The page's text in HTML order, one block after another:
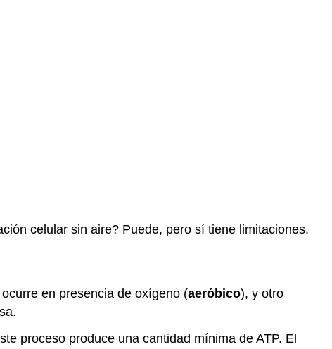
celular sin aire? Puede, pero sí tiene limitaciones.
en presencia de oxígeno (aeróbico), y otro
proceso produce una cantidad mínima de ATP. El